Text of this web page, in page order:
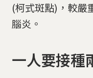
(柯式斑點)，較嚴
腦炎。
一人要接種